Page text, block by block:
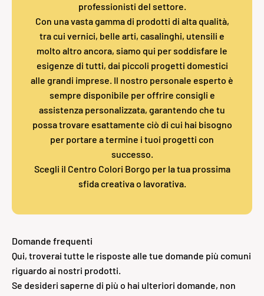
professionisti del settore.
Con una vasta gamma di prodotti di alta qualità,
tra cui vernici, belle arti, casalinghi, utensili e
molto altro ancora, siamo qui per soddisfare le
esigenze di tutti, dai piccoli progetti domestici
alle grandi imprese. Il nostro personale esperto è
sempre disponibile per offrire consigli e
assistenza personalizzata, garantendo che tu
possa trovare esattamente ciò di cui hai bisogno
per portare a termine i tuoi progetti con
successo.
Scegli il Centro Colori Borgo per la tua prossima
sfida creativa o lavorativa.
Domande frequenti
Qui, troverai tutte le risposte alle tue domande più comuni
riguardo ai nostri prodotti.
Se desideri saperne di più o hai ulteriori domande, non